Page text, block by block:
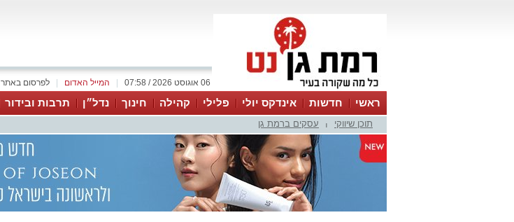
לפרסום באתר המייל האדום 06 אוגוסט 2026 / 07:58
ראשי חדשות אינדקס יולי פלילי קהילה חינוך נדל״ן תרבות ובידור
ווטסאפ
תוכן שיווקי עסקים ברמת גן
צרכנות ועסקים> תוכן שיווקי
כל מה שצריך לדעת על קניית רכבים לפירוק: מדריך